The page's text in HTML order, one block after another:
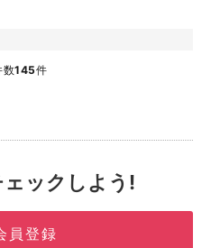
数145件
ックしよう!
員登録